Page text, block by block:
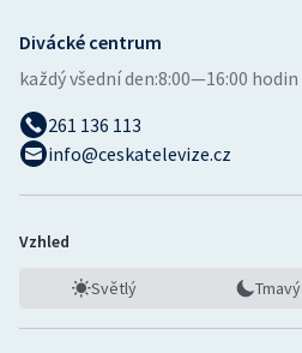
Divácké centrum
každý všední den:8:00—16:00 hodin
261 136 113
info@ceskatelevize.cz
Vzhled
Světlý Tmavý